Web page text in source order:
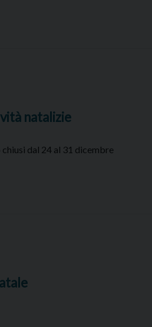
natalizie
dal 24 al 31 dicembre